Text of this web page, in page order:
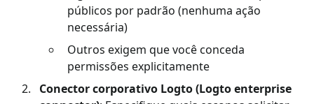
públicos por padrão (nenhuma ação
necessária)
Outros exigem que você conceda
permissões explicitamente
Conector corporativo Logto (Logto enterprise